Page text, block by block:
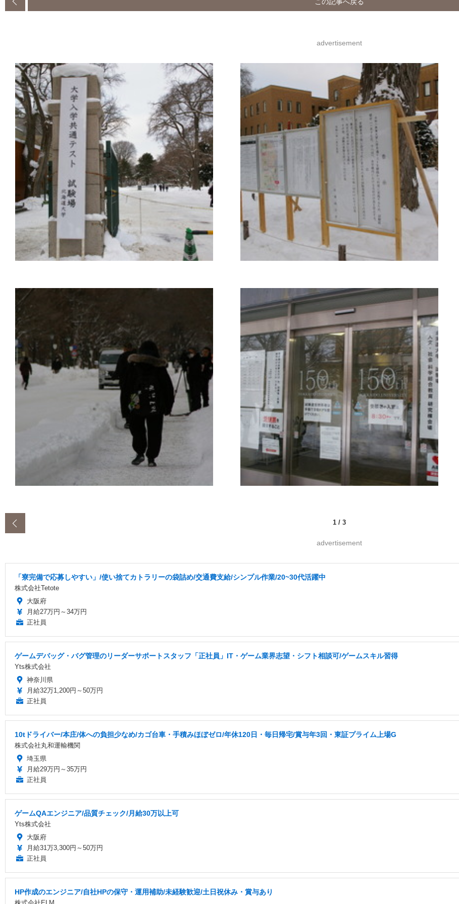
advertisement
1 / 3
advertisement
「寮完備で応募しやすい」/使い捨てカトラリーの袋詰め/交通費支給/シンプル作業/20~30代活躍中
株式会社Tetote
大阪府
月給27万円～34万円
正社員
ゲームデバッグ・バグ管理のリーダーサポートスタッフ「正社員」IT・ゲーム業界志望・シフト相談可/ゲームスキル習得
Yts株式会社
神奈川県
月給32万1,200円～50万円
正社員
10tドライバー/本庄/体への負担少なめ/カゴ台車・手積みほぼゼロ/年休120日・毎日帰宅/賞与年3回・東証プライム上場G
株式会社丸和運輸機関
埼玉県
月給29万円～35万円
正社員
ゲームQAエンジニア/品質チェック/月給30万以上可
Yts株式会社
大阪府
月給31万3,300円～50万円
正社員
HP作成のエンジニア/自社HPの保守・運用補助/未経験歓迎/土日祝休み・賞与あり